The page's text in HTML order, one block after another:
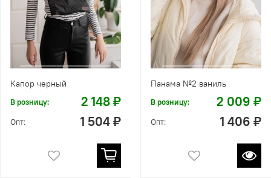
Капор черный
В розницу: 2 148 ₽
Опт: 1 504 ₽
Панама №2 ваниль
В розницу: 2 009 ₽
Опт: 1 406 ₽